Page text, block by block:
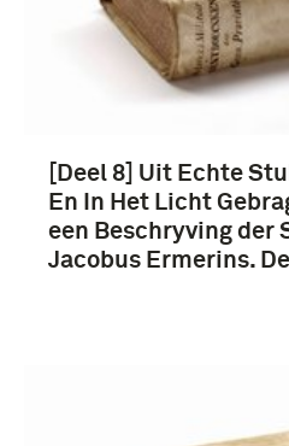
[Deel 8] Uit Echte
En In Het Licht
een Beschryving der
Jacobus Ermerins.